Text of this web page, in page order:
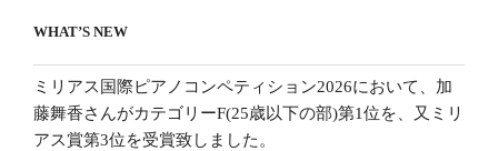
WHAT’S NEW
ミリアス国際ピアノコンペティション2026において、加
藤舞香さんがカテゴリーF(25歳以下の部)第1位を、又ミリ
アス賞第3位を受賞致しました。